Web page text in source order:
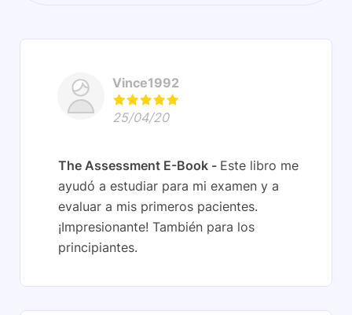
Vince1992
25/04/20
The Assessment E-Book
Este libro me
ayudó a estudiar para mi examen y a
evaluar a mis primeros pacientes.
¡Impresionante! También para los
principiantes.